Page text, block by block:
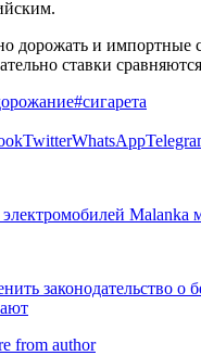
дорожать и импортные
ставки
#сигарета
TwitterWhatsApp
Malanka
законодательство о
from author